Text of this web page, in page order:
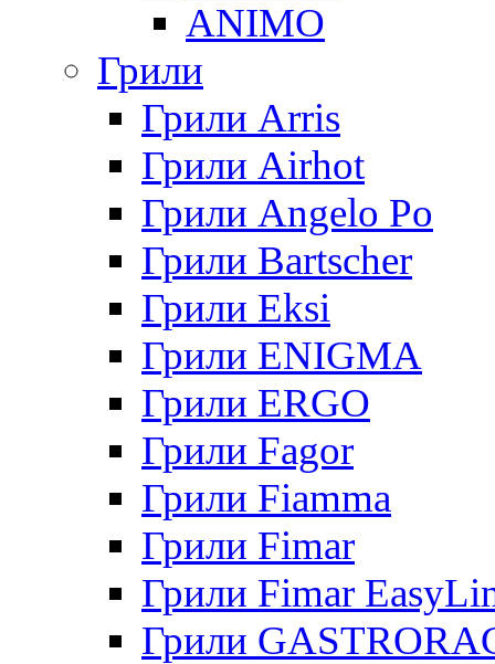
ANIMO
Грили
Грили Arris
Грили Airhot
Грили Angelo Po
Грили Bartscher
Грили Eksi
Грили ENIGMA
Грили ERGO
Грили Fagor
Грили Fiamma
Грили Fimar
Грили Fimar
Грили